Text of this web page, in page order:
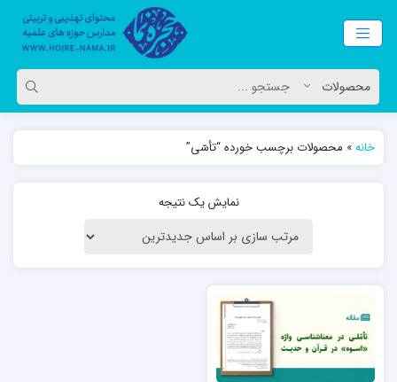
خانه» محصولات برچسب خورده “تأسّی”
نمایش یک نتیجه